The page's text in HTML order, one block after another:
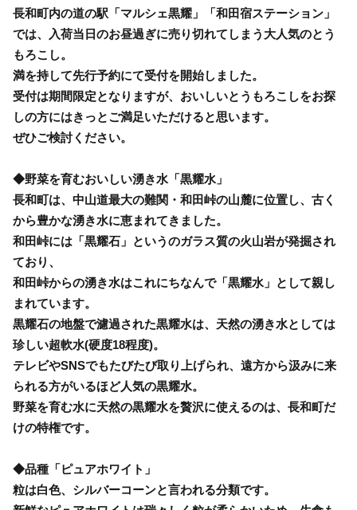
長和町内の道の駅「マルシェ黒耀」「和田宿ステーション」
では、入荷当日のお昼過ぎに売り切れてしまう大人気のとう
もろこし。
満を持して先行予約にて受付を開始しました。
受付は期間限定となりますが、おいしいとうもろこしをお探
しの方にはきっとご満足いただけると思います。
ぜひご検討ください。
◆野菜を育むおいしい湧き水「黒耀水」
長和町は、中山道最大の難関・和田峠の山麓に位置し、古く
から豊かな湧き水に恵まれてきました。
和田峠には「黒耀石」というのガラス質の火山岩が発掘され
ており、
和田峠からの湧き水はこれにちなんで「黒耀水」として親し
まれています。
黒耀石の地盤で濾過された黒耀水は、天然の湧き水としては
珍しい超軟水(硬度18程度)。
テレビやSNSでもたびたび取り上げられ、遠方から汲みに来
られる方がいるほど人気の黒耀水。
野菜を育む水に天然の黒耀水を贅沢に使えるのは、長和町だ
けの特権です。
◆品種「ピュアホワイト」
粒は白色、シルバーコーンと言われる分類です。